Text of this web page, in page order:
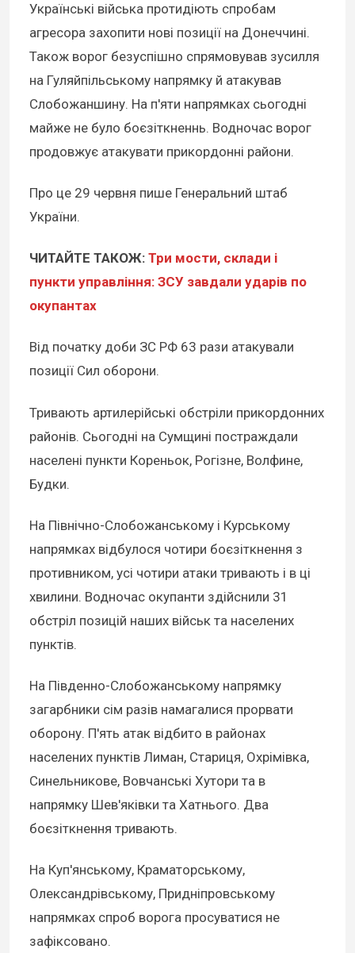
Українські війська протидіють спробам
агресора захопити нові позиції на Донеччині.
Також ворог безуспішно спрямовував зусилля
на Гуляйпільському напрямку й атакував
Слобожаншину. На п'яти напрямках сьогодні
майже не було боєзіткненнь. Водночас ворог
продовжує атакувати прикордонні райони.
Про це 29 червня пише Генеральний штаб
України.
ЧИТАЙТЕ ТАКОЖ: Три мости, склади і
пункти управління: ЗСУ завдали ударів по
окупантах
Від початку доби ЗС РФ 63 рази атакували
позиції Сил оборони.
Тривають артилерійські обстріли прикордонних
районів. Сьогодні на Сумщині постраждали
населені пункти Кореньок, Рогізне, Волфине,
Будки.
На Північно-Слобожанському і Курському
напрямках відбулося чотири боєзіткнення з
противником, усі чотири атаки тривають і в ці
хвилини. Водночас окупанти здійснили 31
обстріл позицій наших військ та населених
пунктів.
На Південно-Слобожанському напрямку
загарбники сім разів намагалися прорвати
оборону. П'ять атак відбито в районах
населених пунктів Лиман, Стариця, Охрімівка,
Синельникове, Вовчанські Хутори та в
напрямку Шев'яківки та Хатнього. Два
боєзіткнення тривають.
На Куп'янському, Краматорському,
Олександрівському, Придніпровському
напрямках спроб ворога просуватися не
зафіксовано.